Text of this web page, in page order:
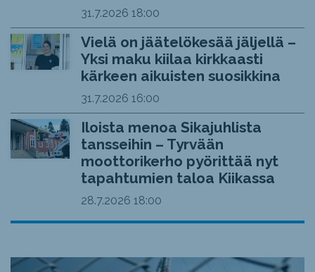
31.7.2026 18:00
Vielä on jäätelökesää jäljellä –
Yksi maku kiilaa kirkkaasti
kärkeen aikuisten suosikkina
31.7.2026 16:00
Iloista menoa Sikajuhlista
tansseihin – Tyrvään
moottorikerho pyörittää nyt
tapahtumien taloa Kiikassa
28.7.2026 18:00